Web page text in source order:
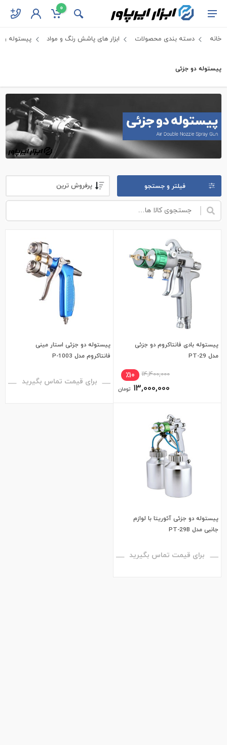
0
خانه دسته بندی محصولات ابزار های پاشش رنگ و مواد پیستوله
پیستوله دو جزئی
فیلتر و جستجو
پیستوله بادی فانتاکروم دو جزئی
مدل PT-29
14,400,000 ٪10
13,000,000 تومان
پیستوله دو جزئی استار مینی
فانتاکروم مدل P-1003
برای قیمت تماس بگیرید
پیستوله دو جزئی آئوریتا با لوازم
جانبی مدل PT-29B
برای قیمت تماس بگیرید